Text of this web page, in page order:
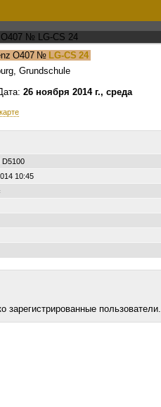
O407№ LG-CS 24
Grundschule
26 ноября 2014 г., среда
D5100
10:45
зарегистрированные пользователи.